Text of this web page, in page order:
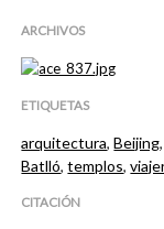
ARCHIVOS
ETIQUETAS
arquitectura,Beijing
Batlló,templos,
CITACIÓN